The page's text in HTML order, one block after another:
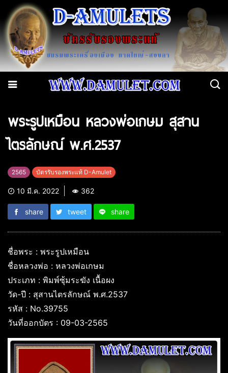
พระรูปเหมือน หลวงพ่อเกษม สุสาน
ไตรลักษณ์ พ.ศ.2537
2565 บัตรรับรองพระแท้ D-Amulet
10 มี.ค. 2022 362
share tweet share
ชื่อพระ : พระรูปเหมือน
ชื่อหลวงพ่อ : หลวงพ่อเกษม
ประเภท : พิมพ์ซุ้มระฆัง เนื้อผง
วัด-ปี : สุสานไตรลักษณ์ พ.ศ.2537
รหัส : No.39755
วันที่ออกบัตร : 09-03-2565